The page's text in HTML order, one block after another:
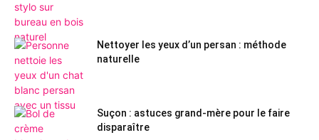
Nettoyer les yeux d’un persan : méthode
naturelle
Suçon : astuces grand-mère pour le faire
disparaître